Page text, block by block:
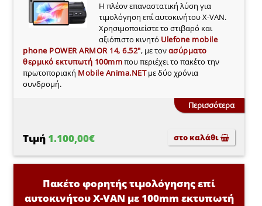
Η πλέον επαναστατική λύση για
τιμολόγηση επί αυτοκινήτου X-VAN.
Χρησιμοποιείστε το στιβαρό και
αξιόπιστο κινητό Ulefone mobile
phone POWER ARMOR 14, 6.52", με τονασύρματο
θερμικό εκτυπωτή 100mmπου περιέχει το πακέτο την
πρωτοποριακή Mobile Anima.NETμε δύο χρόνια
συνδρομή.
Περισσότερα
Τιμή 1.100,00€ στο καλάθι
Πακέτο φορητής τιμολόγησης επί
αυτοκινήτου X-VAN με 100mm εκτυπωτή